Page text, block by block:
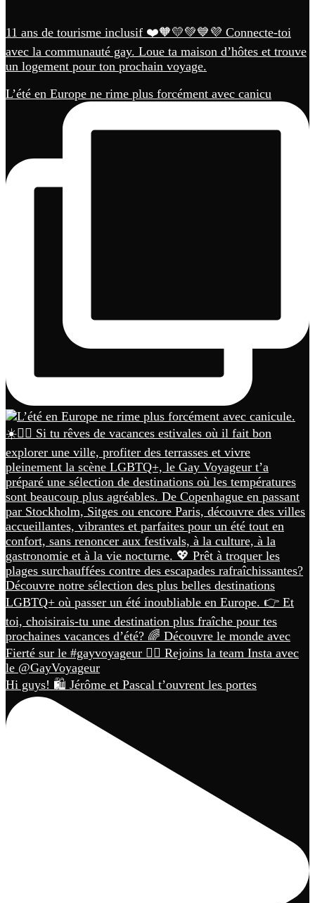
11 ans de tourisme inclusif ❤️🧡💛💚💙💜 Connecte-toi
avec la communauté gay. Loue ta maison d’hôtes et trouve
un logement pour ton prochain voyage.
L’été en Europe ne rime plus forcément avec canicu
Hi guys! 🛍️ Jérôme et Pascal t’ouvrent les portes